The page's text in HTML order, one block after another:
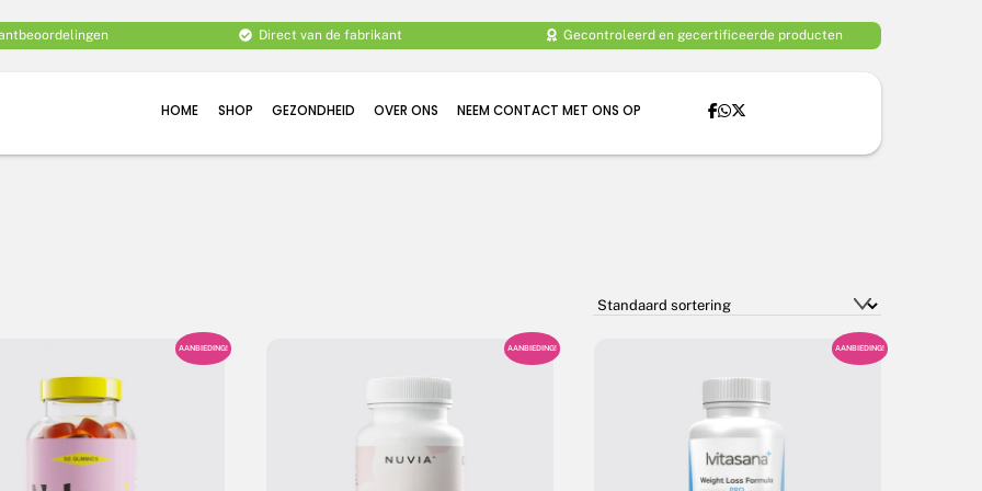
Direct van de fabrikant Gecontroleerd en gecertificeerde producten
HOME SHOP GEZONDHEID OVER ONS NEEM CONTACT MET ONS OP
AANBIEDING! AANBIEDING! AANBIEDING!